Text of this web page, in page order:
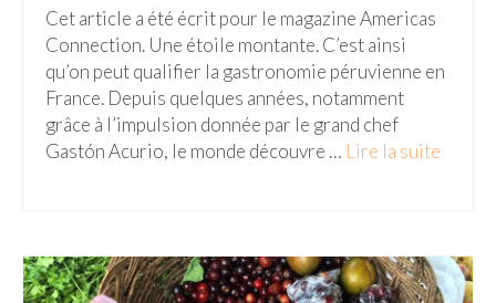
Pérou
Lac Titicaca
Machu Picchu
ASIE
Guilin & Yangshuo
Cet article a été écrit pour le magazine Americas
Connection. Une étoile montante. C’est ainsi
qu’on peut qualifier la gastronomie péruvienne en
France. Depuis quelques années, notamment
grâce à l’impulsion donnée par le grand chef
Gastón Acurio, le monde découvre … Lire la suite­­